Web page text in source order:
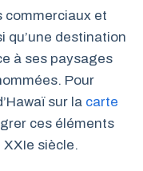
commerciaux et
qu’une destination
à ses paysages
Pour
sur la carte
ces éléments
siècle.